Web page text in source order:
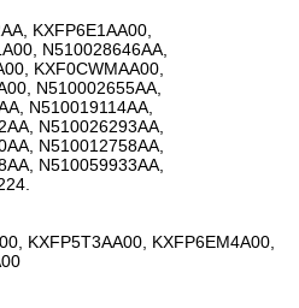
KXFP6E1AA00,
N510028646AA,
KXF0CWMAA00,
N510002655AA,
N510019114AA,
N510026293AA,
N510012758AA,
N510059933AA,
KXFP5T3AA00, KXFP6EM4A00,